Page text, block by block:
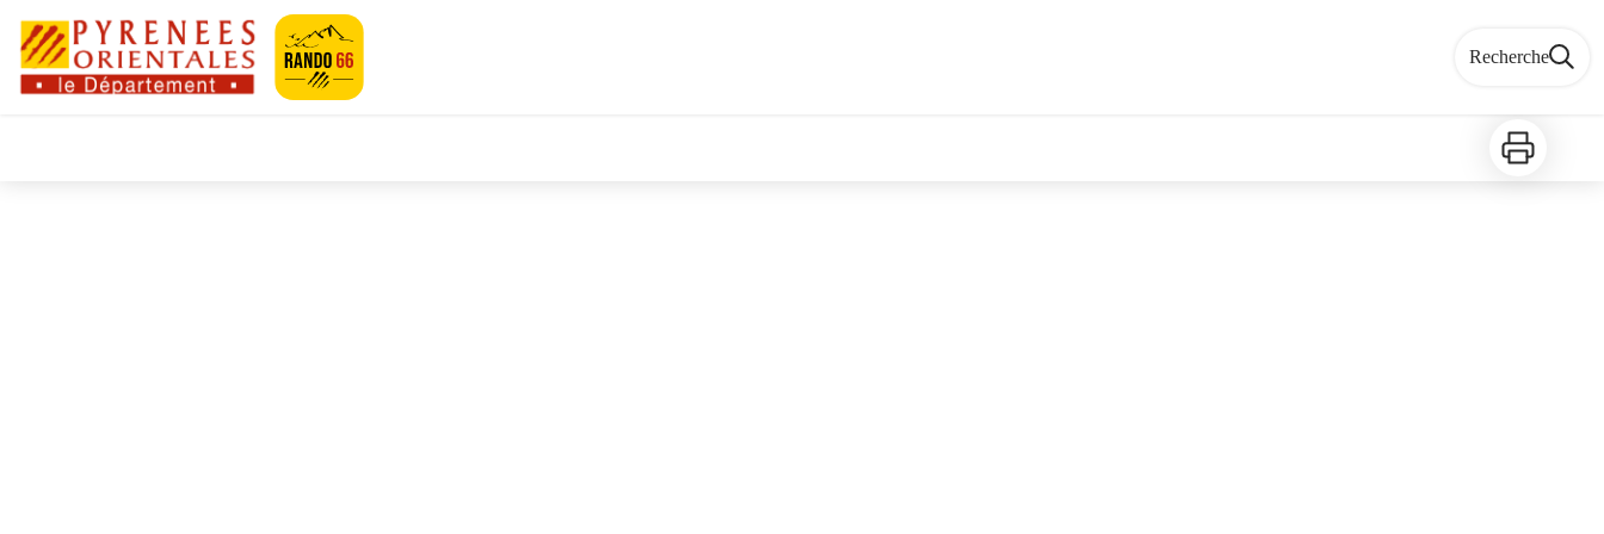
Recherche
Imprimer